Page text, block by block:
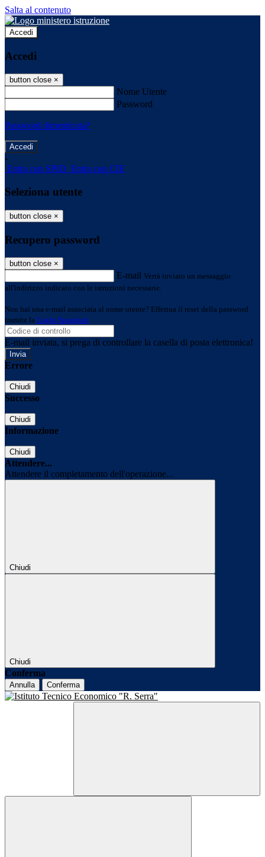
Salta al contenuto
Accedi
Accedi
button close ×
Nome Utente
Password
Password dimenticata?
-
Entra con SPID Entra con CIE
Seleziona utente
button close ×
Recupero password
button close ×
E-mail Verrà inviato un messaggio
all'indirizzo indicato con le istruzioni necessarie.
Non hai una e-mail associata al nome utente? Effettua il reset della password
tramite la Login Spaggiari
E-mail inviata, si prega di controllare la casella di posta elettronica!
Errore
Chiudi
Successo
Chiudi
Informazione
Chiudi
Attendere...
Attendere il completamento dell'operazione...
Chiudi
Chiudi
Conferma
Annulla Conferma